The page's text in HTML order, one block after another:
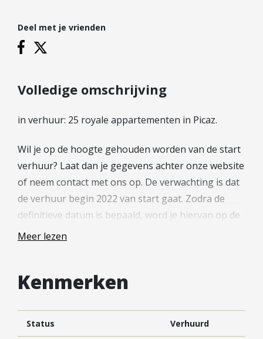
Hypotheken
Hypotheekadvies
Hypotheek verhogen
Financiële check
Duurzame hypotheek
Reviews
Contact
Leer ons kennen
Vacatures
Blog
Deel met je vrienden
Volledige omschrijving
in verhuur: 25 royale appartementen in Picaz.
Wil je op de hoogte gehouden worden van de start
verhuur? Laat dan je gegevens achter onze website
of neem contact met ons op. De verwachting is dat
de verhuur begin 2022 van start gaat. Zodra de
definitieve datum is bepaald, word je hiervan op de
hoogte gesteld.
De appartementen
Alle huurappartementen hebben een schitterende
natuurlijke lichtinval door de royale raampartijen.
Meer lezen
Kenmerken
Status Verhuurd